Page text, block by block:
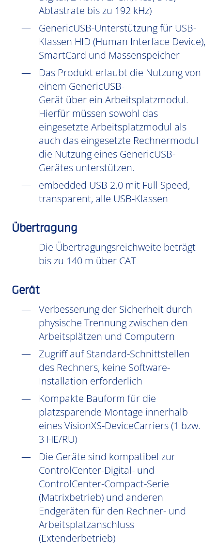
Abtastrate bis zu 192 kHz)
GenericUSB-Unterstützung für USB-
Klassen HID (Human Interface Device),
SmartCard und Massenspeicher
Das Produkt erlaubt die Nutzung von
einem GenericUSB-
Gerät über ein Arbeitsplatzmodul.
Hierfür müssen sowohl das
eingesetzte Arbeitsplatzmodul als
auch das eingesetzte Rechnermodul
die Nutzung eines GenericUSB-
Gerätes unterstützen.
embedded USB 2.0 mit Full Speed,
transparent, alle USB-Klassen
Übertragung
Die Übertragungsreichweite beträgt
bis zu 140 m über CAT
Gerät
Verbesserung der Sicherheit durch
physische Trennung zwischen den
Arbeitsplätzen und Computern
Zugriff auf Standard-Schnittstellen
des Rechners, keine Software-
Installation erforderlich
Kompakte Bauform für die
platzsparende Montage innerhalb
eines VisionXS-DeviceCarriers (1 bzw.
3 HE/RU)
Die Geräte sind kompatibel zur
ControlCenter-Digital- und
ControlCenter-Compact-Serie
(Matrixbetrieb) und anderen
Endgeräten für den Rechner- und
Arbeitsplatzanschluss
(Extenderbetrieb)